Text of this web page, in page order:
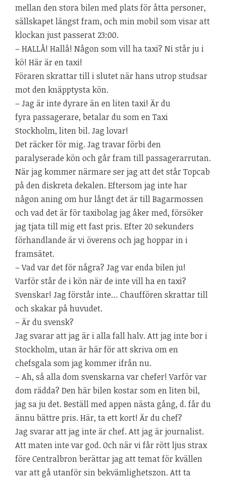
mellan den stora bilen med plats för åtta personer,
sällskapet längst fram, och min mobil som visar att
klockan just passerat 23:00.
– HALLÅ! Hallå! Någon som vill ha taxi? Ni står ju i
kö! Här är en taxi!
Föraren skrattar till i slutet när hans utrop studsar
mot den knäpptysta kön.
– Jag är inte dyrare än en liten taxi! Är du
fyra passagerare, betalar du som en Taxi
Stockholm, liten bil. Jag lovar!
Det räcker för mig. Jag travar förbi den
paralyserade kön och går fram till passagerarrutan.
När jag kommer närmare ser jag att det står Topcab
på den diskreta dekalen. Eftersom jag inte har
någon aning om hur långt det är till Bagarmossen
och vad det är för taxibolag jag åker med, försöker
jag tjata till mig ett fast pris. Efter 20 sekunders
förhandlande är vi överens och jag hoppar in i
framsätet.
– Vad var det för några? Jag var enda bilen ju!
Varför står de i kön när de inte vill ha en taxi?
Svenskar! Jag förstår inte… Chauffören skrattar till
och skakar på huvudet.
– Är du svensk?
Jag svarar att jag är i alla fall halv. Att jag inte bor i
Stockholm, utan är här för att skriva om en
chefsgala som jag kommer ifrån nu.
– Ah, så alla dom svenskarna var chefer! Varför var
dom rädda? Den här bilen kostar som en liten bil,
jag sa ju det. Beställ med appen nästa gång, d. får du
ännu bättre pris. Här, ta ett kort! Är du chef?
Jag svarar att jag inte är chef. Att jag är journalist.
Att maten inte var god. Och när vi får rött ljus strax
före Centralbron berättar jag att temat för kvällen
var att gå utanför sin bekvämlighetszon. Att ta